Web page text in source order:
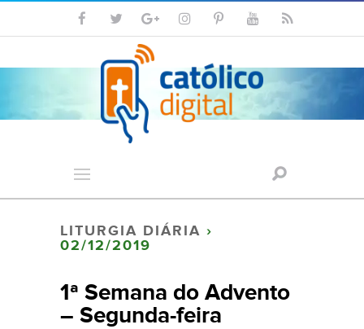
LITURGIA DIÁRIA ›
02/12/2019
1ª Semana do Advento
– Segunda-feira